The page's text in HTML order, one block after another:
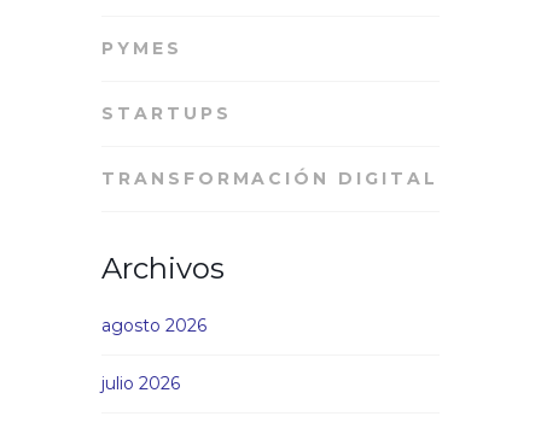
PYMES
STARTUPS
TRANSFORMACIÓN DIGITAL
Archivos
agosto 2026
julio 2026